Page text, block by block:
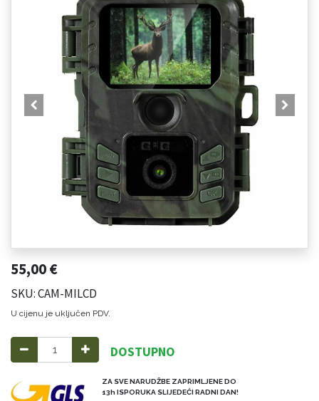
55,00€
SKU: CAM-MILCD
U cijenu je uključen PDV.
DOSTUPNO
ZA SVE NARUDŽBE ZAPRIMLJENE DO
13h ISPORUKA SLIJEDEĆI RADNI DAN!